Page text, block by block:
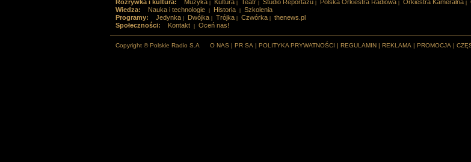
Rozrywka i kultura:
Muzyka Kultura Teatr Studio Reportażu Polska Orkiestra Radiowa Orkiestra Kameralna
Wiedza:
Nauka i technologie Historia
Szkolenia
Programy:
Jedynka Dwójka Trójka Czwórka
thenews.pl
Społeczności:
Kontakt Oceń nas!
Copyright © Polskie Radio S.A O NAS | PR SA | POLITYKA PRYWATNOŚCI | REGULAMIN | REKLAMA | PROMOCJA |